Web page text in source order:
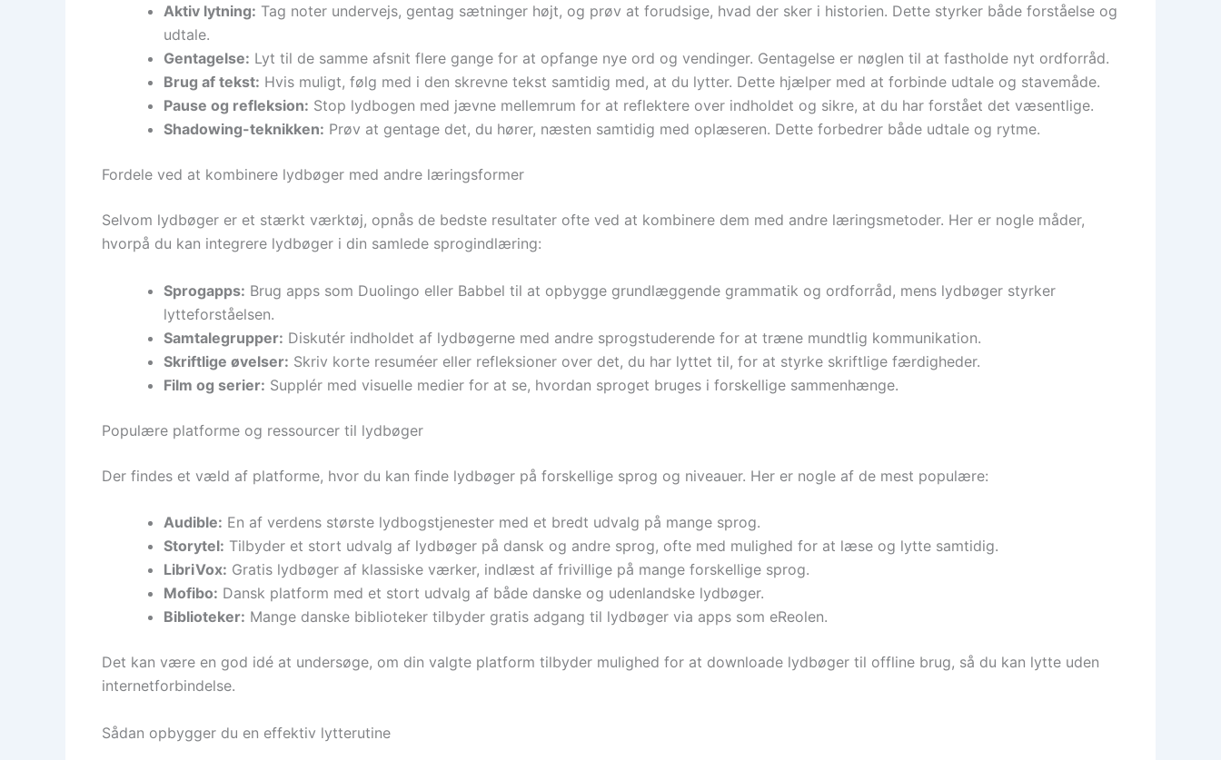
Aktiv lytning: Tag noter undervejs, gentag sætninger højt, og prøv at forudsige, hvad der sker i historien. Dette styrker både forståelse og
udtale.
Gentagelse: Lyt til de samme afsnit flere gange for at opfange nye ord og vendinger. Gentagelse er nøglen til at fastholde nyt ordforråd.
Brug af tekst: Hvis muligt, følg med i den skrevne tekst samtidig med, at du lytter. Dette hjælper med at forbinde udtale og stavemåde.
Pause og refleksion: Stop lydbogen med jævne mellemrum for at reflektere over indholdet og sikre, at du har forstået det væsentlige.
Shadowing-teknikken: Prøv at gentage det, du hører, næsten samtidig med oplæseren. Dette forbedrer både udtale og rytme.
Fordele ved at kombinere lydbøger med andre læringsformer
Selvom lydbøger er et stærkt værktøj, opnås de bedste resultater ofte ved at kombinere dem med andre læringsmetoder. Her er nogle måder,
hvorpå du kan integrere lydbøger i din samlede sprogindlæring:
Sprogapps: Brug apps som Duolingo eller Babbel til at opbygge grundlæggende grammatik og ordforråd, mens lydbøger styrker
lytteforståelsen.
Samtalegrupper: Diskutér indholdet af lydbøgerne med andre sprogstuderende for at træne mundtlig kommunikation.
Skriftlige øvelser: Skriv korte resuméer eller refleksioner over det, du har lyttet til, for at styrke skriftlige færdigheder.
Film og serier: Supplér med visuelle medier for at se, hvordan sproget bruges i forskellige sammenhænge.
Populære platforme og ressourcer til lydbøger
Der findes et væld af platforme, hvor du kan finde lydbøger på forskellige sprog og niveauer. Her er nogle af de mest populære:
Audible: En af verdens største lydbogstjenester med et bredt udvalg på mange sprog.
Storytel: Tilbyder et stort udvalg af lydbøger på dansk og andre sprog, ofte med mulighed for at læse og lytte samtidig.
LibriVox: Gratis lydbøger af klassiske værker, indlæst af frivillige på mange forskellige sprog.
Mofibo: Dansk platform med et stort udvalg af både danske og udenlandske lydbøger.
Biblioteker: Mange danske biblioteker tilbyder gratis adgang til lydbøger via apps som eReolen.
Det kan være en god idé at undersøge, om din valgte platform tilbyder mulighed for at downloade lydbøger til offline brug, så du kan lytte uden
internetforbindelse.
Sådan opbygger du en effektiv lytterutine